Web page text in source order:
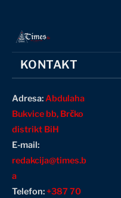
KONTAKT
Adresa:Abdulaha
Bukvice bb, Brčko
distrikt BiH
E-mail:
redakcija@times.b
a
Telefon:+387 70